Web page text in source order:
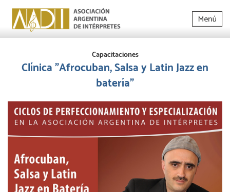
Capacitaciones
Clínica "Afrocuban, Salsa y Latin Jazz en
batería"